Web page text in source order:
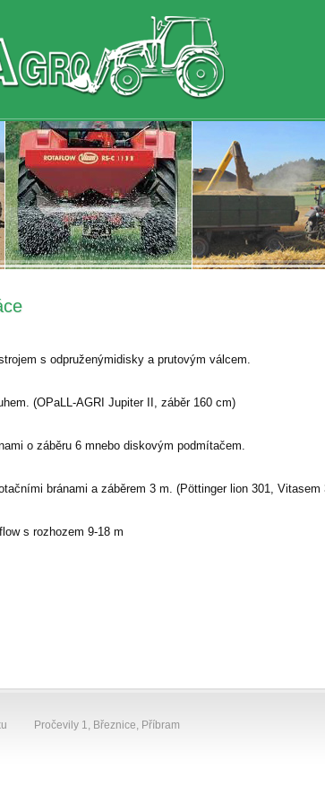
s odpruženýmidisky a prutovým válcem.
(OPaLL-AGRI Jupiter II, záběr 160 cm)
o záběru 6 mnebo diskovým podmítačem.
bránami a záběrem 3 m. (Pöttinger lion 301, Vitasem
s rozhozem 9-18 m
Pročevily 1, Březnice, Příbram